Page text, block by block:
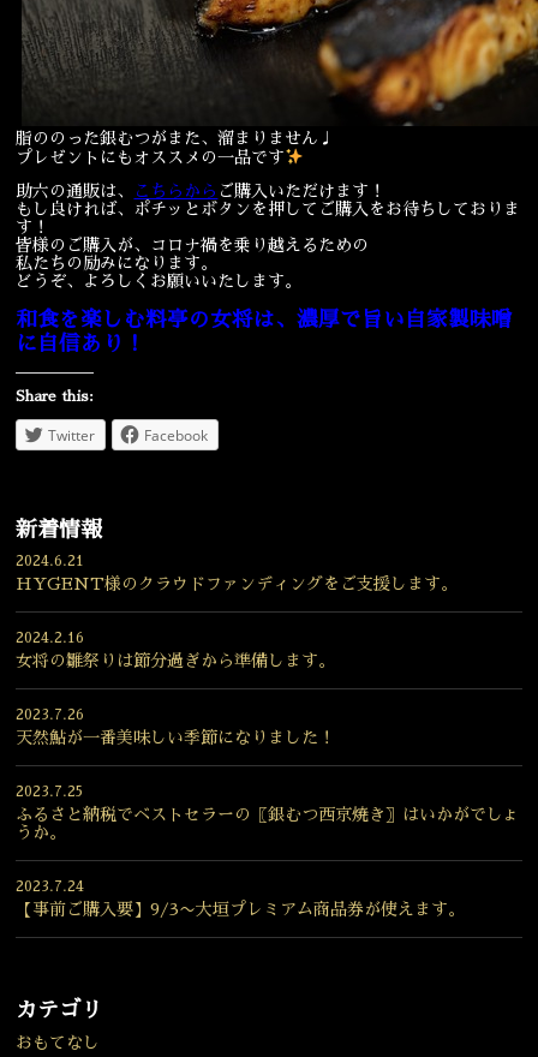
脂ののった銀むつがまた、溜まりません♩
プレゼントにもオススメの一品です
助六の通販は、 こちらから ご購入いただけます！
もし良ければ、ポチッとボタンを押してご購入をお待ちしておりま
す！
皆様のご購入が、コロナ禍を乗り越えるための
私たちの励みになります。
どうぞ、よろしくお願いいたします。
和食を楽しむ料亭の女将は、濃厚で旨い自家製味噌
に自信あり！
Share this:
Twitter Facebook
新着情報
2024.6.21
HYGENT様のクラウドファンディングをご支援します。
2024.2.16
女将の雛祭りは節分過ぎから準備します。
2023.7.26
天然鮎が一番美味しい季節になりました！
2023.7.25
ふるさと納税でベストセラーの〖銀むつ西京焼き〗はいかがでしょ
うか。
2023.7.24
【事前ご購入要】9/3〜大垣プレミアム商品券が使えます。
カテゴリ
おもてなし